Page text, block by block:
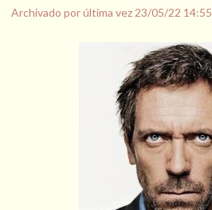
Archivado por última vez 23/05/22 14:55